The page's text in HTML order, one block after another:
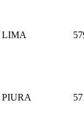
LIMA
PIURA